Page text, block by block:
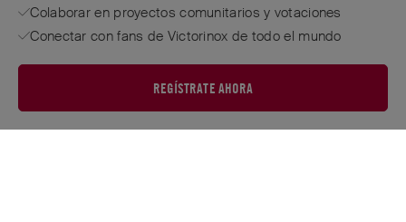
Colaborar en proyectos comunitarios y votaciones
Conectar con fans de Victorinox de todo el mundo
REGÍSTRATE AHORA